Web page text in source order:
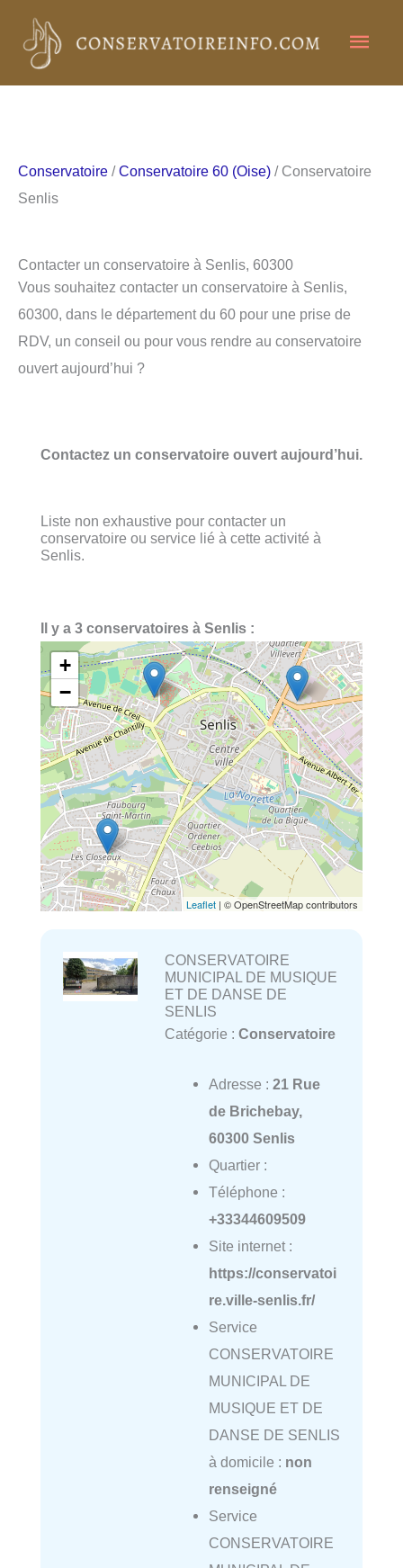
contenu
Conservatoire /Conservatoire 60 (Oise) / Conservatoire
Senlis
Contacter un conservatoire à Senlis, 60300
Vous souhaitez contacter un conservatoire à Senlis,
60300, dans le département du 60 pour une prise de
RDV, un conseil ou pour vous rendre au conservatoire
ouvert aujourd’hui ?
Contactez un conservatoire ouvert aujourd’hui.
Liste non exhaustive pour contacter un
conservatoire ou service lié à cette activité à
Senlis.
Il y a 3 conservatoires à Senlis :
+
−
Leaflet | © OpenStreetMap contributors
CONSERVATOIRE
MUNICIPAL DE MUSIQUE
ET DE DANSE DE
SENLIS
Catégorie : Conservatoire
Adresse : 21 Rue
de Brichebay,
60300 Senlis
Quartier :
Téléphone :
+33344609509
Site internet :
https://conservatoi
re.ville-senlis.fr/
Service
CONSERVATOIRE
MUNICIPAL DE
MUSIQUE ET DE
DANSE DE SENLIS
à domicile : non
renseigné
Service
CONSERVATOIRE